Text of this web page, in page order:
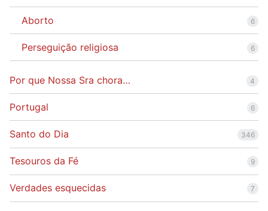
Aborto 6
Perseguição religiosa 6
Por que Nossa Sra chora… 4
Portugal 6
Santo do Dia 346
Tesouros da Fé 9
Verdades esquecidas 7